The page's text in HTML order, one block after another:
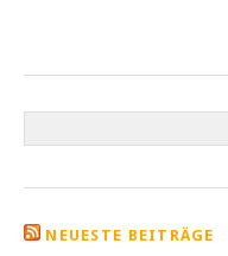
NEUESTE BEITRÄGE